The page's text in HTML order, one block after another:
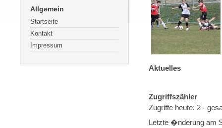
Allgemein
Startseite
Kontakt
Impressum
Aktuelles
Zugriffszähler
Zugriffe heute: 2 -
Letzte �nderung am